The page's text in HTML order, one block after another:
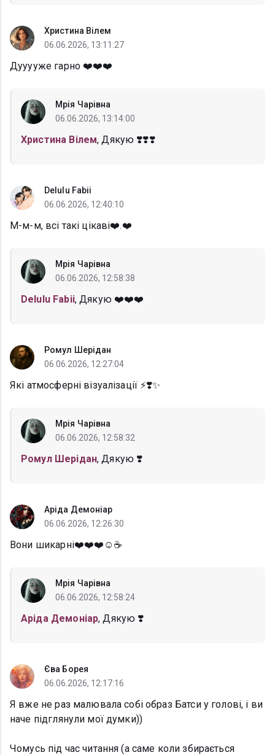
Христина Вілем
06.06.2026, 13:11:27
Дууууже гарно ❤️❤️❤️
Мрія Чарівна
06.06.2026, 13:14:00
Христина Вілем, Дякую ❣️❣️❣️
Delulu Fabii
06.06.2026, 12:40:10
М-м-м, всі такі цікаві❤️.❤️
Мрія Чарівна
06.06.2026, 12:58:38
Delulu Fabii, Дякую ❤️❤️❤️
Ромул Шерідан
06.06.2026, 12:27:04
Які атмосферні візуалізації ⚡❣️✨
Мрія Чарівна
06.06.2026, 12:58:32
Ромул Шерідан, Дякую ❣️
Аріда Демоніар
06.06.2026, 12:26:30
Вони шикарні❤️❤️❤️☺️☕
Мрія Чарівна
06.06.2026, 12:58:24
Аріда Демоніар, Дякую ❣️
Єва Борея
06.06.2026, 12:17:16
Я вже не раз малювала собі образ Батси у голові, і ви
наче підглянули мої думки))
Чомусь під час читання (а саме коли збирається